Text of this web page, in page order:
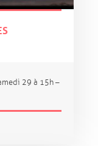
29 à 15h –